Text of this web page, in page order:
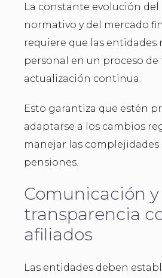
La constante evolución del
normativo y del mercado
requiere que las entidades
personal en un proceso
actualización continua.
Esto garantiza que estén
adaptarse a los cambios
manejar las complejidades
pensiones.
Comunicación y
transparencia
afiliados
Las entidades deben